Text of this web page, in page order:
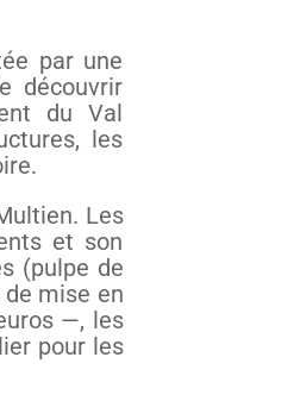
par une
découvrir
du Val
les
Les
et son
(pulpe de
mise en
—, les
pour les